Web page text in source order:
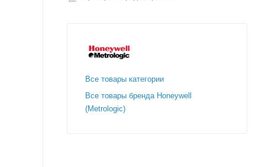
Все товары категории
Все товары бренда Honeywell
(Metrologic)